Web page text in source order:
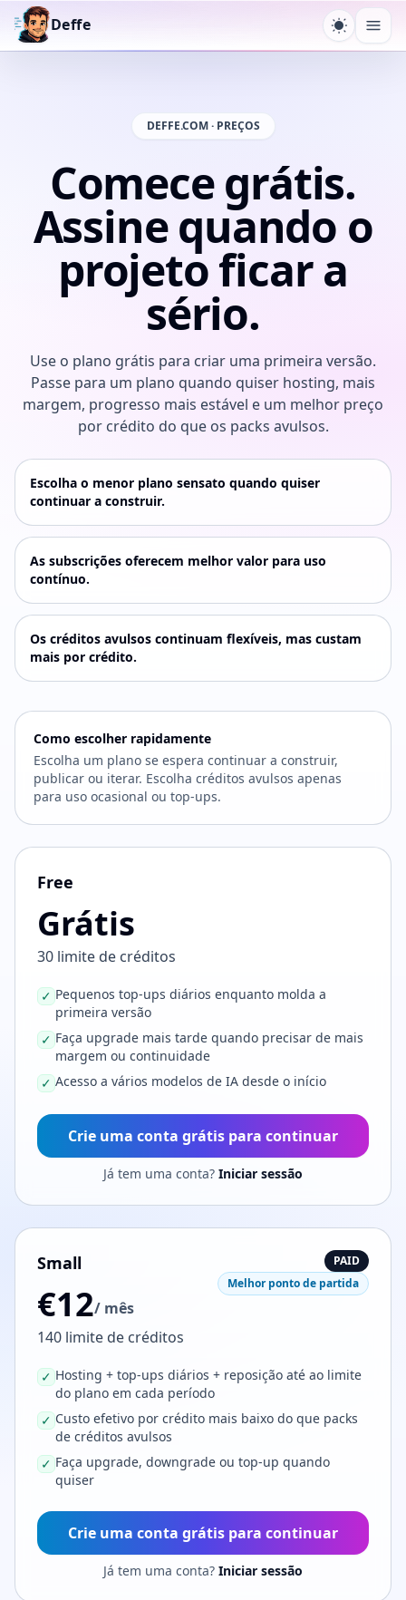
Deffe
Alternar
DEFFE.COM · PREÇOS
Comece grátis.
Assine quando o
projeto ficar a
sério.
Use o plano grátis para criar uma primeira versão.
Passe para um plano quando quiser hosting, mais
margem, progresso mais estável e um melhor preço
por crédito do que os packs avulsos.
Escolha o menor plano sensato quando quiser
continuar a construir.
As subscrições oferecem melhor valor para uso
contínuo.
Os créditos avulsos continuam flexíveis, mas custam
mais por crédito.
Como escolher rapidamente
Escolha um plano se espera continuar a construir,
publicar ou iterar. Escolha créditos avulsos apenas
para uso ocasional ou top-ups.
Free
Grátis
30 limite de créditos
✓ Pequenos top-ups diários enquanto molda a
primeira versão
✓ Faça upgrade mais tarde quando precisar de mais
margem ou continuidade
✓ Acesso a vários modelos de IA desde o início
Crie uma conta grátis para continuar
Já tem uma conta? Iniciar sessão
Small
€12/ mês
140 limite de créditos
PAID
Melhor ponto de partida
✓ Hosting + top-ups diários + reposição até ao limite
do plano em cada período
✓ Custo efetivo por crédito mais baixo do que packs
de créditos avulsos
✓ Faça upgrade, downgrade ou top-up quando
quiser
Crie uma conta grátis para continuar
Já tem uma conta? Iniciar sessão